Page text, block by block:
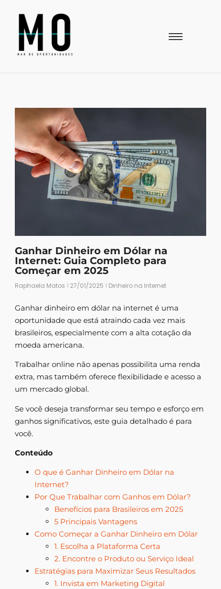
Ganhar Dinheiro em Dólar na
Internet: Guia Completo para
Começar em 2025
Raphaela Matos 27/01/2025 Dinheiro na Internet
Ganhar dinheiro em dólar na internet é uma
oportunidade que está atraindo cada vez mais
brasileiros, especialmente com a alta cotação da
moeda americana.
Trabalhar online não apenas possibilita uma renda
extra, mas também oferece flexibilidade e acesso a
um mercado global.
Se você deseja transformar seu tempo e esforço em
ganhos significativos, este guia detalhado é para
você.
Conteúdo
O que é Ganhar Dinheiro em Dólar na
Internet?
Por Que Trabalhar com Ganhos em Dólar?
Benefícios para Brasileiros em 2025
5 Principais Vantagens
Como Começar a Ganhar Dinheiro em Dólar
1. Escolha a Plataforma Certa
2. Encontre o Produto ou Serviço Ideal
Estratégias para Maximizar Seus Resultados
1. Invista em Marketing Digital